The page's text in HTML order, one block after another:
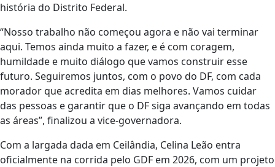
história do Distrito Federal.
“Nosso trabalho não começou agora e não vai terminar
aqui. Temos ainda muito a fazer, e é com coragem,
humildade e muito diálogo que vamos construir esse
futuro. Seguiremos juntos, com o povo do DF, com cada
morador que acredita em dias melhores. Vamos cuidar
das pessoas e garantir que o DF siga avançando em todas
as áreas”, finalizou a vice-governadora.
Com a largada dada em Ceilândia, Celina Leão entra
oficialmente na corrida pelo GDF em 2026, com um projeto